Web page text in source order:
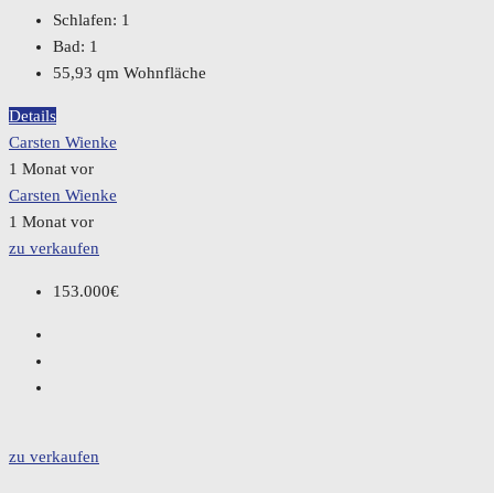
Schlafen: 1
Bad: 1
55,93 qm Wohnfläche
Details
Carsten Wienke
1 Monat vor
Carsten Wienke
1 Monat vor
zu verkaufen
153.000€
zu verkaufen